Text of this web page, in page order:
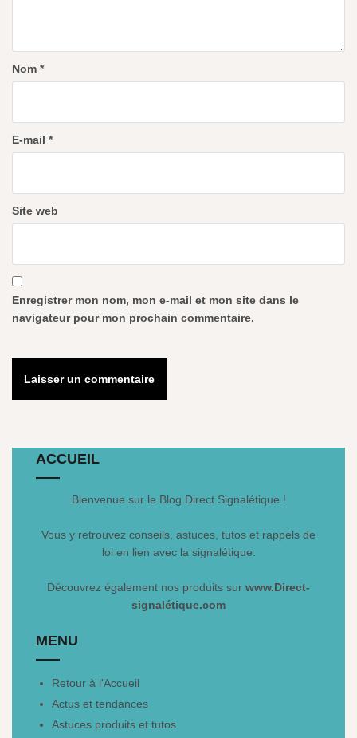
Nom *
E-mail *
Site web
Enregistrer mon nom, mon e-mail et mon site dans le
navigateur pour mon prochain commentaire.
ACCUEIL
Bienvenue sur le Blog Direct Signalétique !
Vous y retrouvez conseils, astuces, tutos et rappels de
loi en lien avec la signalétique.
Découvrez également nos produits sur www.Direct-
signalétique.com
MENU
Retour à l'Accueil
Actus et tendances
Astuces produits et tutos